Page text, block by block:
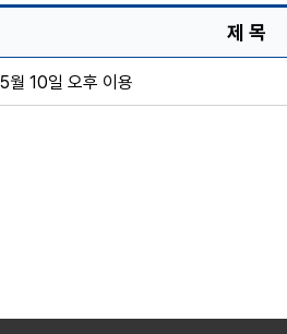
제 목
월 10일 오후 이용